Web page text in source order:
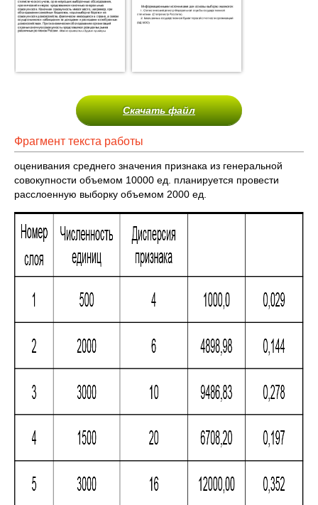
Скачать файл
Фрагмент текста работы
оценивания среднего значения признака из генеральной
совокупности объемом 10000 ед. планируется провести
расслоенную выборку объемом 2000 ед.